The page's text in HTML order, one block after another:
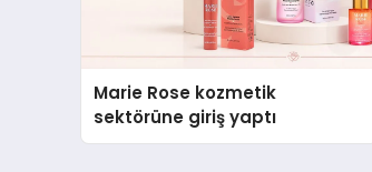
Marie Rose kozmetik
sektörüne giriş yaptı